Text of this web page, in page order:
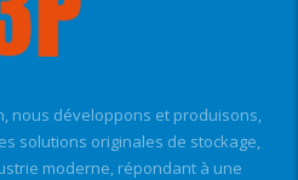
nous développons et produisons,
solutions originales de stockage,
moderne, répondant à une